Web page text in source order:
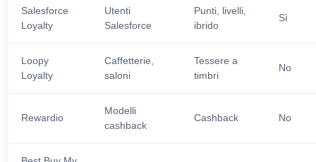
Salesforce
Loyalty
Utenti
Salesforce
Punti, livelli,
ibrido
Sì
Loopy
Loyalty
Caffetterie,
saloni
Tessere a
timbri
No
Rewardio
Modelli
cashback
Cashback No